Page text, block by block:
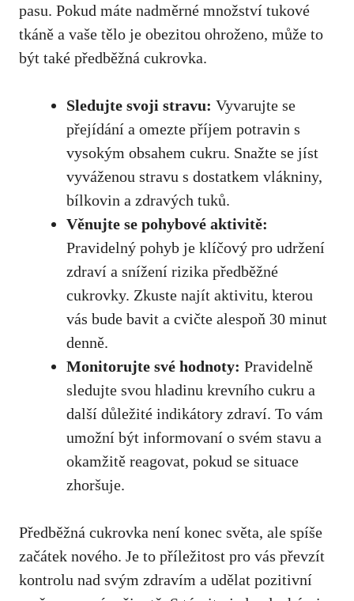
pasu. Pokud máte nadměrné množství tukové
tkáně a vaše⁢ tělo je obezitou ohroženo, může to
⁣být také předběžná cukrovka.
Sledujte svoji⁢ stravu: Vyvarujte se
přejídání a omezte příjem ‍potravin ​s
vysokým ⁤obsahem cukru.⁢ Snažte se ‌jíst⁣
vyváženou stravu s dostatkem vlákniny,
bílkovin a zdravých⁢ tuků.
Věnujte se ‍pohybové aktivitě:
Pravidelný pohyb je klíčový pro udržení
‍zdraví a snížení rizika předběžné
cukrovky. Zkuste najít ‌aktivitu, kterou‌
vás bude bavit a ‍cvičte alespoň⁣ 30⁣ minut
denně.
Monitorujte své hodnoty: Pravidelně⁢
sledujte svou⁤ hladinu krevního cukru a
další důležité ‌indikátory zdraví. To vám
umožní být informovaní o svém stavu ‍a
okamžitě reagovat,‌ pokud se situace
zhoršuje.
Předběžná cukrovka není konec světa, ‍ale spíše
začátek nového. Je to příležitost pro vás převzít
kontrolu ​nad svým zdravím a udělat pozitivní ​